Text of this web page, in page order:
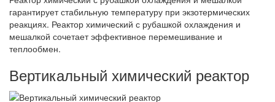
гарантирует стабильную температуру при экзотермических
реакциях. Реактор химический с рубашкой охлаждения и
мешалкой сочетает эффективное перемешивание и
теплообмен.
Вертикальный химический реактор